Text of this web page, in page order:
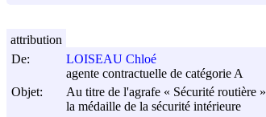
De:
LOISEAU Chloé
agente contractuelle de catégorie A
Objet:
Au titre de l'agrafe « Sécurité routière »
la médaille de la sécurité intérieure
attribution